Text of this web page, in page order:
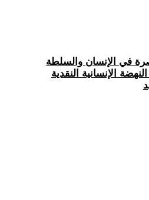
في الإنسان والسلطة
الإنسانية النقدية